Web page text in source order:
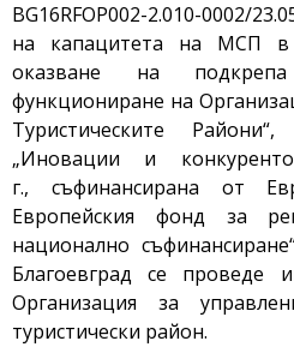
BG16RFOP002-2.010-0002/
на капацитета на МСП в
оказване на
функциониране на
Туристическите
„Иновации и
г., съфинансирана от
Европейския фонд за
национално
Благоевградсе проведе
Организация за
туристически район.